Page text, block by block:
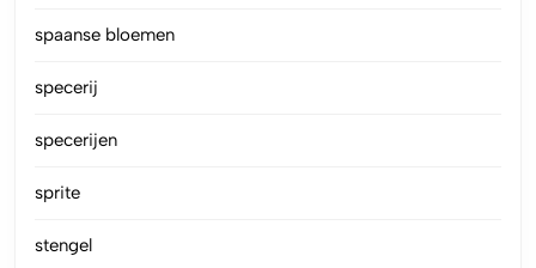
spaanse bloemen
specerij
specerijen
sprite
stengel